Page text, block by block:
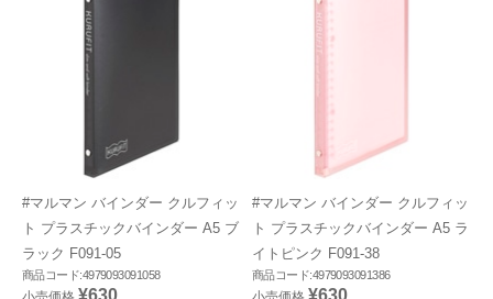
#マルマン バインダー クルフィッ
ト プラスチックバインダー A5 ブ
ラック F091-05
商品コード:4979093091058
¥630
#マルマン バインダー クルフィッ
ト プラスチックバインダー A5 ラ
イトピンク F091-38
商品コード:4979093091386
¥630